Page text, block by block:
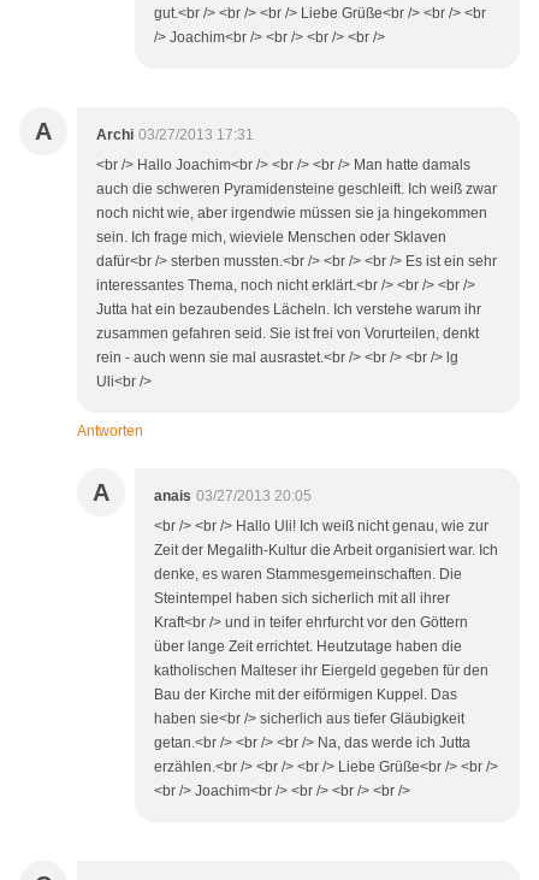
gut.<br /> <br /> <br /> Liebe Grüße<br /> <br /> <br
/> Joachim<br /> <br /> <br /> <br />
A Archi 03/27/2013 17:31
<br /> Hallo Joachim<br /> <br /> <br /> Man hatte damals
auch die schweren Pyramidensteine geschleift. Ich weiß zwar
noch nicht wie, aber irgendwie müssen sie ja hingekommen
sein. Ich frage mich, wieviele Menschen oder Sklaven
dafür<br /> sterben mussten.<br /> <br /> <br /> Es ist ein sehr
interessantes Thema, noch nicht erklärt.<br /> <br /> <br />
Jutta hat ein bezaubendes Lächeln. Ich verstehe warum ihr
zusammen gefahren seid. Sie ist frei von Vorurteilen, denkt
rein - auch wenn sie mal ausrastet.<br /> <br /> <br /> lg
Uli<br />
Antworten
A anais 03/27/2013 20:05
<br /> <br /> Hallo Uli! Ich weiß nicht genau, wie zur
Zeit der Megalith-Kultur die Arbeit organisiert war. Ich
denke, es waren Stammesgemeinschaften. Die
Steintempel haben sich sicherlich mit all ihrer
Kraft<br /> und in teifer ehrfurcht vor den Göttern
über lange Zeit errichtet. Heutzutage haben die
katholischen Malteser ihr Eiergeld gegeben für den
Bau der Kirche mit der eiförmigen Kuppel. Das
haben sie<br /> sicherlich aus tiefer Gläubigkeit
getan.<br /> <br /> <br /> Na, das werde ich Jutta
erzählen.<br /> <br /> <br /> Liebe Grüße<br /> <br />
<br /> Joachim<br /> <br /> <br /> <br />